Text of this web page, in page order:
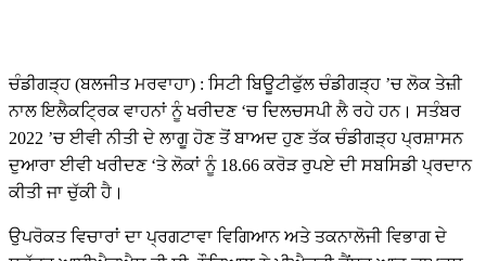
ਚੰਡੀਗੜ੍ਹ (ਬਲਜੀਤ ਮਰਵਾਹਾ) : ਸਿਟੀ ਬਿਊਟੀਫੁੱਲ ਚੰਡੀਗੜ੍ਹ ’ਚ ਲੋਕ ਤੇਜ਼ੀ
ਨਾਲ ਇਲੈਕਟ੍ਰਿਕ ਵਾਹਨਾਂ ਨੂੰ ਖਰੀਦਣ ‘ਚ ਦਿਲਚਸਪੀ ਲੈ ਰਹੇ ਹਨ। ਸਤੰਬਰ
2022 ’ਚ ਈਵੀ ਨੀਤੀ ਦੇ ਲਾਗੂ ਹੋਣ ਤੋਂ ਬਾਅਦ ਹੁਣ ਤੱਕ ਚੰਡੀਗੜ੍ਹ ਪ੍ਰਸ਼ਾਸਨ
ਦੁਆਰਾ ਈਵੀ ਖਰੀਦਣ ‘ਤੇ ਲੋਕਾਂ ਨੂੰ 18.66 ਕਰੋੜ ਰੁਪਏ ਦੀ ਸਬਸਿਡੀ ਪ੍ਰਦਾਨ
ਕੀਤੀ ਜਾ ਚੁੱਕੀ ਹੈ।
ਉਪਰੋਕਤ ਵਿਚਾਰਾਂ ਦਾ ਪ੍ਰਗਟਾਵਾ ਵਿਗਿਆਨ ਅਤੇ ਤਕਨਾਲੋਜੀ ਵਿਭਾਗ ਦੇ